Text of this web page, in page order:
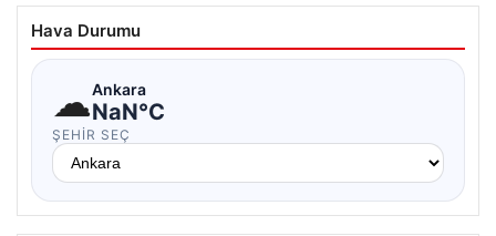
Hava Durumu
☁Ankara
NaN°C
ŞEHIR SEÇ